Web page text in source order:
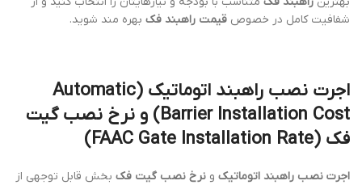
شفافیت کامل در خصوص قیمت راهبند فک بهره مند شوید.
اجرت نصب راهبند اتوماتیک (Automatic
Barrier Installation Cost) و نرخ نصب گیت
فک (FAAC Gate Installation Rate)
اجرت نصب راهبند اتوماتیک و نرخ نصب گیت فک بخش قابل توجهی از